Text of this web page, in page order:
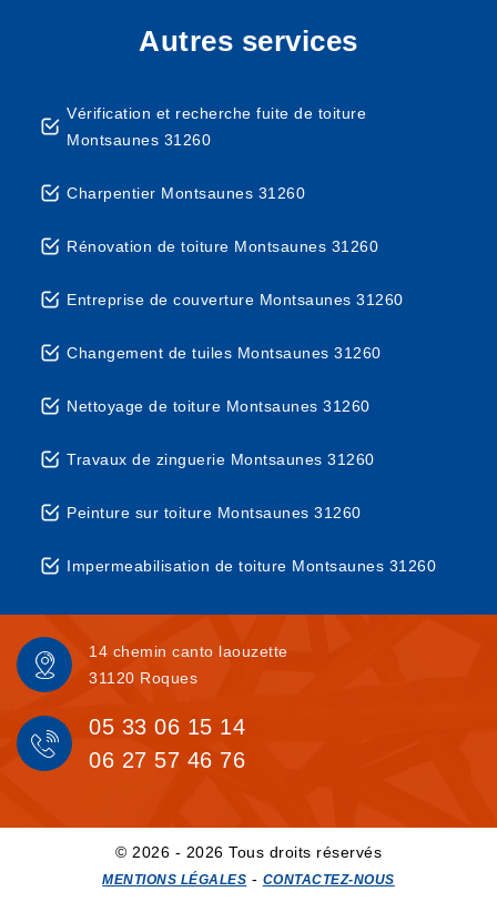
Autres services
Vérification et recherche fuite de toiture
Montsaunes 31260
Charpentier Montsaunes 31260
Rénovation de toiture Montsaunes 31260
Entreprise de couverture Montsaunes 31260
Changement de tuiles Montsaunes 31260
Nettoyage de toiture Montsaunes 31260
Travaux de zinguerie Montsaunes 31260
Peinture sur toiture Montsaunes 31260
Impermeabilisation de toiture Montsaunes 31260
14 chemin canto laouzette
31120 Roques
05 33 06 15 14
06 27 57 46 76
© 2026 - 2026 Tous droits réservés
MENTIONS LÉGALES - CONTACTEZ-NOUS